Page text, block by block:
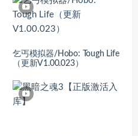
乞丐模拟器/Hobo: Tough Life
（更新V1.00.023）